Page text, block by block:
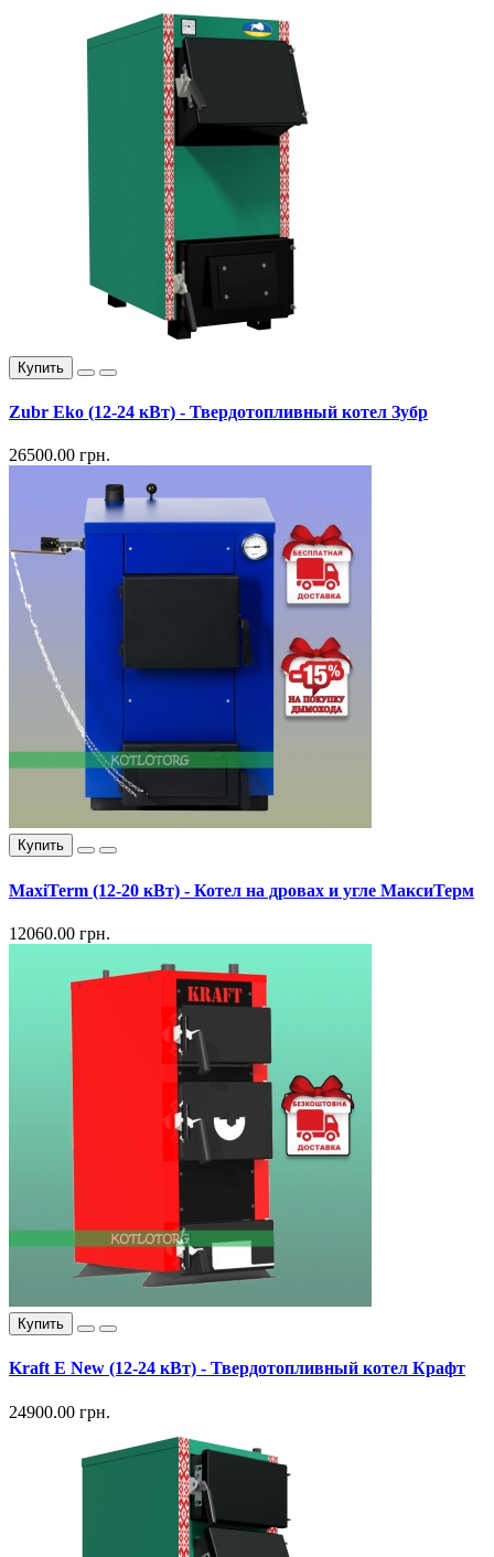
Купить
Zubr Eko (12-24 кВт) - Твердотопливный котел Зубр
26500.00 грн.
Купить
MaxiTerm (12-20 кВт) - Котел на дровах и угле МаксиТерм
12060.00 грн.
Купить
Kraft E New (12-24 кВт) - Твердотопливный котел Крафт
24900.00 грн.